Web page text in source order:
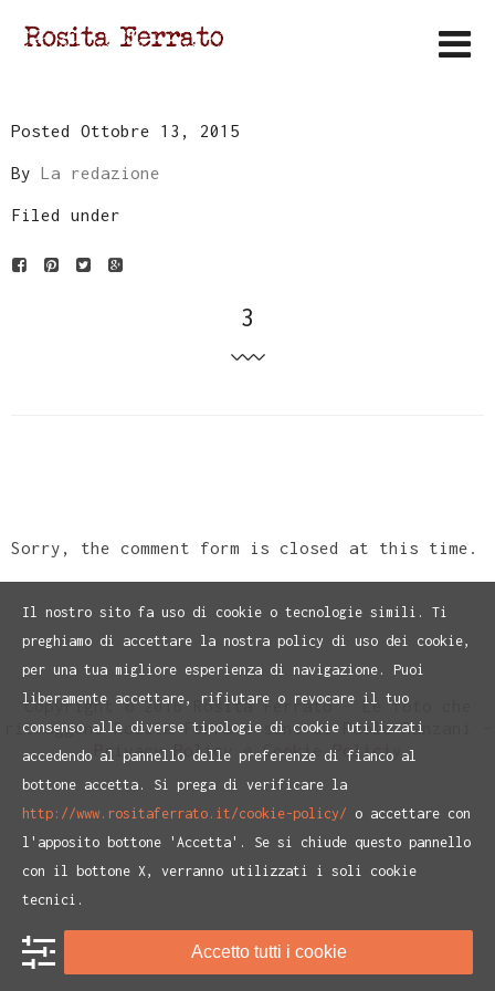
Posted Ottobre 13, 2015
By La redazione
Filed under
3
Sorry, the comment form is closed at this time.
Copyright © 2016 Rosita Ferrato - Le foto che
ritraggono Rosita Ferrato sono di Paolo Ranzani -
Privacy Policy eCookie Policiy
Il nostro sito fa uso di cookie o tecnologie simili. Ti
preghiamo di accettare la nostra policy di uso dei cookie,
per una tua migliore esperienza di navigazione. Puoi
liberamente accettare, rifiutare o revocare il tuo
consenso alle diverse tipologie di cookie utilizzati
accedendo al pannello delle preferenze di fianco al
bottone accetta. Si prega di verificare la
http://www.rositaferrato.it/cookie-policy/ o accettare con
l'apposito bottone 'Accetta'. Se si chiude questo pannello
con il bottone X, verranno utilizzati i soli cookie
tecnici.
Accetto tutti i cookie